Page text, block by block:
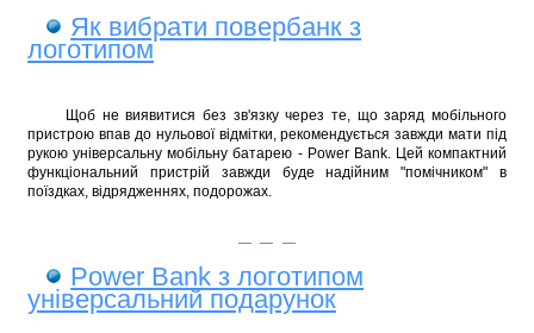
Як вибрати повербанк з
логотипом
Щоб не виявитися без зв'язку через те, що заряд мобільного
пристрою впав до нульової відмітки, рекомендується завжди мати під
рукою універсальну мобільну батарею - Power Bank. Цей компактний
функціональний пристрій завжди буде надійним "помічником" в
поїздках, відрядженнях, подорожах.
Power Bank з логотипом
універсальний подарунок